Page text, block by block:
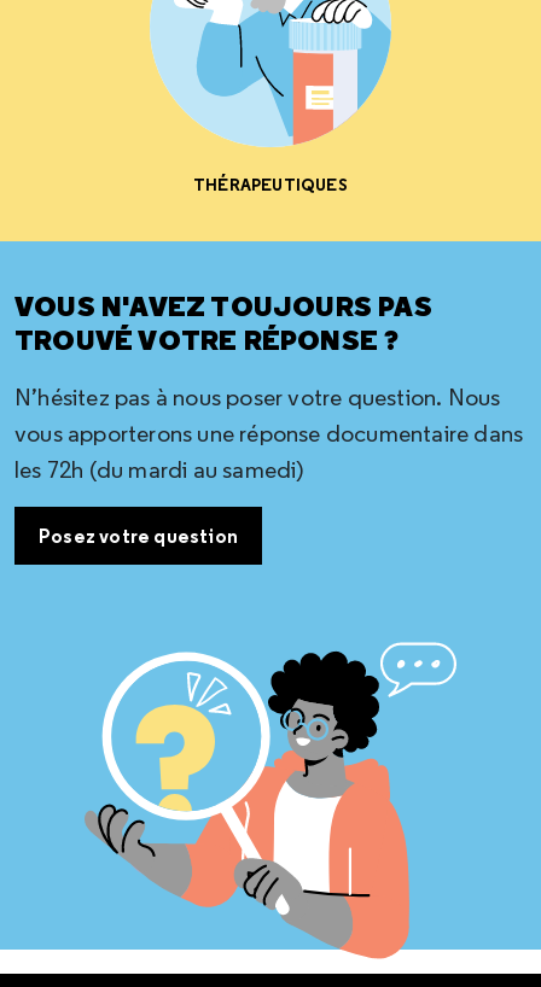
THÉRAPEUTIQUES
VOUS N'AVEZ TOUJOURS PAS
TROUVÉ VOTRE RÉPONSE ?
N’hésitez pas à nous poser votre question. Nous
vous apporterons une réponse documentaire dans
les 72h (du mardi au samedi)
Posez votre question